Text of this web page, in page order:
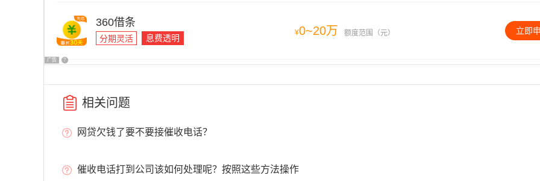
广告 ?
360借条
分期灵活 息费透明
¥0~20万 额度范围（元） 立即
相关问题
网贷欠钱了要不要接催收电话？
催收电话打到公司该如何处理呢？按照这些方法操作